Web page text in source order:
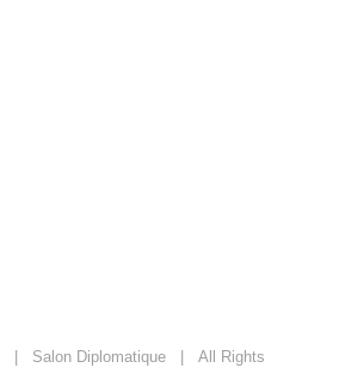
| Salon Diplomatique | All Rights